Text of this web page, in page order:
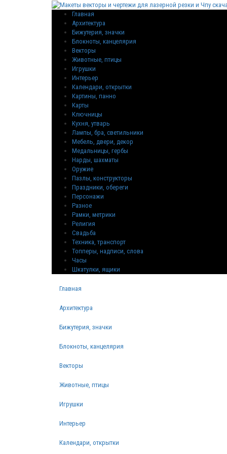
Главная
Архитектура
Бижутерия, значки
Блокноты, канцелярия
Векторы
Животные, птицы
Игрушки
Интерьер
Календари, открытки
Картины, панно
Карты
Ключницы
Кухня, утварь
Лампы, бра, светильники
Мебель, двери, декор
Медальницы, гербы
Нарды, шахматы
Оружие
Пазлы, конструкторы
Праздники, обереги
Персонажи
Разное
Рамки, метрики
Религия
Свадьба
Техника, транспорт
Топперы, надписи, слова
Часы
Шкатулки, ящики
Главная
Архитектура
Бижутерия, значки
Блокноты, канцелярия
Векторы
Животные, птицы
Игрушки
Интерьер
Календари, открытки